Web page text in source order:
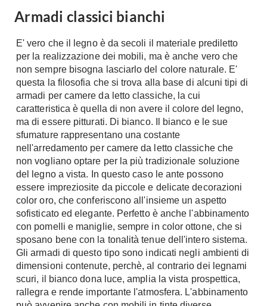
Rubinetteria
Giardino
Arredo giardino
Tende da sole
Gazebo
Fai da te in giardino
Il fai da te in bagno
Casa fai da te
Bricolage
Armadi classici bianchi
E' vero che il legno è da secoli il materiale prediletto
per la realizzazione dei mobili, ma è anche vero che
non sempre bisogna lasciarlo del colore naturale. E'
questa la filosofia che si trova alla base di alcuni tipi di
armadi per camere da letto classiche, la cui
caratteristica è quella di non avere il colore del legno,
ma di essere pitturati. Di bianco. Il bianco e le sue
sfumature rappresentano una costante
nell'arredamento per camere da letto classiche che
non vogliano optare per la più tradizionale soluzione
del legno a vista. In questo caso le ante possono
essere impreziosite da piccole e delicate decorazioni
color oro, che conferiscono all'insieme un aspetto
sofisticato ed elegante. Perfetto è anche l'abbinamento
con pomelli e maniglie, sempre in color ottone, che si
sposano bene con la tonalità tenue dell'intero sistema.
Gli armadi di questo tipo sono indicati negli ambienti di
dimensioni contenute, perchè, al contrario dei legnami
scuri, il bianco dona luce, amplia la vista prospettica,
rallegra e rende importante l'atmosfera. L'abbinamento